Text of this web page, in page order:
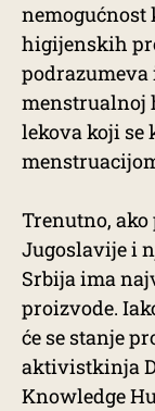
nemogućnost
higijenskih
podrazumeva
menstrualnoj
lekova koji se
Trenutno,
Jugoslavije i
Srbija ima
proizvode.
će se stanje
aktivistkinja
Knowledge